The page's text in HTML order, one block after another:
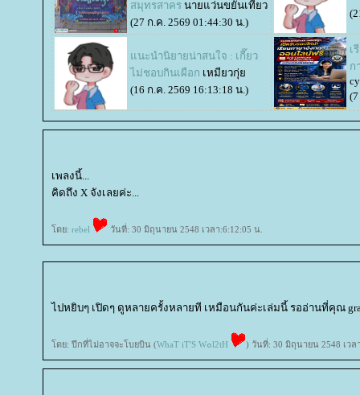
สมุทรสาคร นายแว่นขยันเที่ยว
(27 ก.ค. 2569 01:44:30 น.)
นะนำนิยายน่าสนใจ : เกี๊ยว
ไม่ชอบกินเผือก เหมียวกุ่
(16 ก.ค. 2569 16:13:18 น.)
เ
ก
เพลงนี้...
คิดถึง X จังเลยค่ะ...
ดย: rebel วันที่: 30 มิถุนายน 2548 เวลา:6:12:05 น.
ไปหยิบๆ เปิดๆ ดูหลายครั้งหลายที เหมือนกันค่ะเล่มนี้ รออ่านที่คุณ
ดย: ปีกที่ไม่อาจจะโบยบิน (WhaT iT'S W๐l2tH ) วันที่: 30 มิถุนายน 2548 เวล